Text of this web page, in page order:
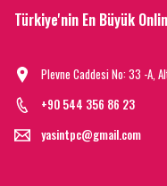
Türkiye'nin En Büyük
Plevne Caddesi No: 33 -A,
+90 544 356 86 23
yasintpc@gmail.com